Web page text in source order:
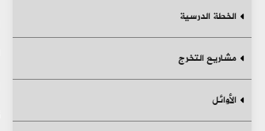
الخطة الدرسية
مشاريع التخرج
الأوائل